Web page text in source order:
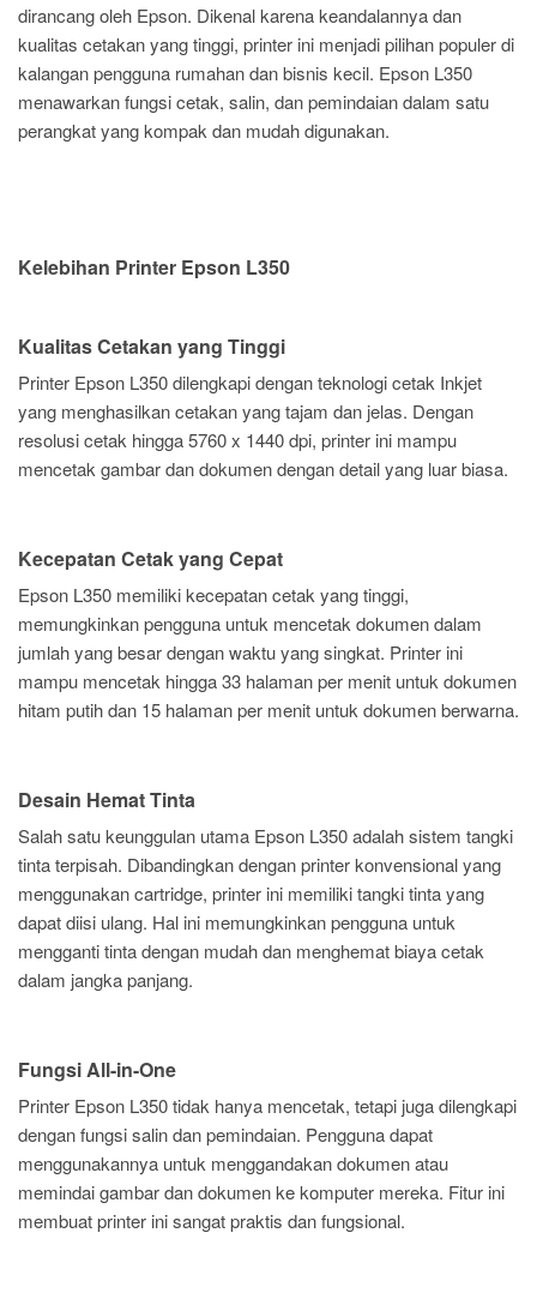
dirancang oleh Epson. Dikenal karena keandalannya dan
kualitas cetakan yang tinggi, printer ini menjadi pilihan populer di
kalangan pengguna rumahan dan bisnis kecil. Epson L350
menawarkan fungsi cetak, salin, dan pemindaian dalam satu
perangkat yang kompak dan mudah digunakan.
Kelebihan Printer Epson L350
Kualitas Cetakan yang Tinggi
Printer Epson L350 dilengkapi dengan teknologi cetak Inkjet
yang menghasilkan cetakan yang tajam dan jelas. Dengan
resolusi cetak hingga 5760 x 1440 dpi, printer ini mampu
mencetak gambar dan dokumen dengan detail yang luar biasa.
Kecepatan Cetak yang Cepat
Epson L350 memiliki kecepatan cetak yang tinggi,
memungkinkan pengguna untuk mencetak dokumen dalam
jumlah yang besar dengan waktu yang singkat. Printer ini
mampu mencetak hingga 33 halaman per menit untuk dokumen
hitam putih dan 15 halaman per menit untuk dokumen berwarna.
Desain Hemat Tinta
Salah satu keunggulan utama Epson L350 adalah sistem tangki
tinta terpisah. Dibandingkan dengan printer konvensional yang
menggunakan cartridge, printer ini memiliki tangki tinta yang
dapat diisi ulang. Hal ini memungkinkan pengguna untuk
mengganti tinta dengan mudah dan menghemat biaya cetak
dalam jangka panjang.
Fungsi All-in-One
Printer Epson L350 tidak hanya mencetak, tetapi juga dilengkapi
dengan fungsi salin dan pemindaian. Pengguna dapat
menggunakannya untuk menggandakan dokumen atau
memindai gambar dan dokumen ke komputer mereka. Fitur ini
membuat printer ini sangat praktis dan fungsional.